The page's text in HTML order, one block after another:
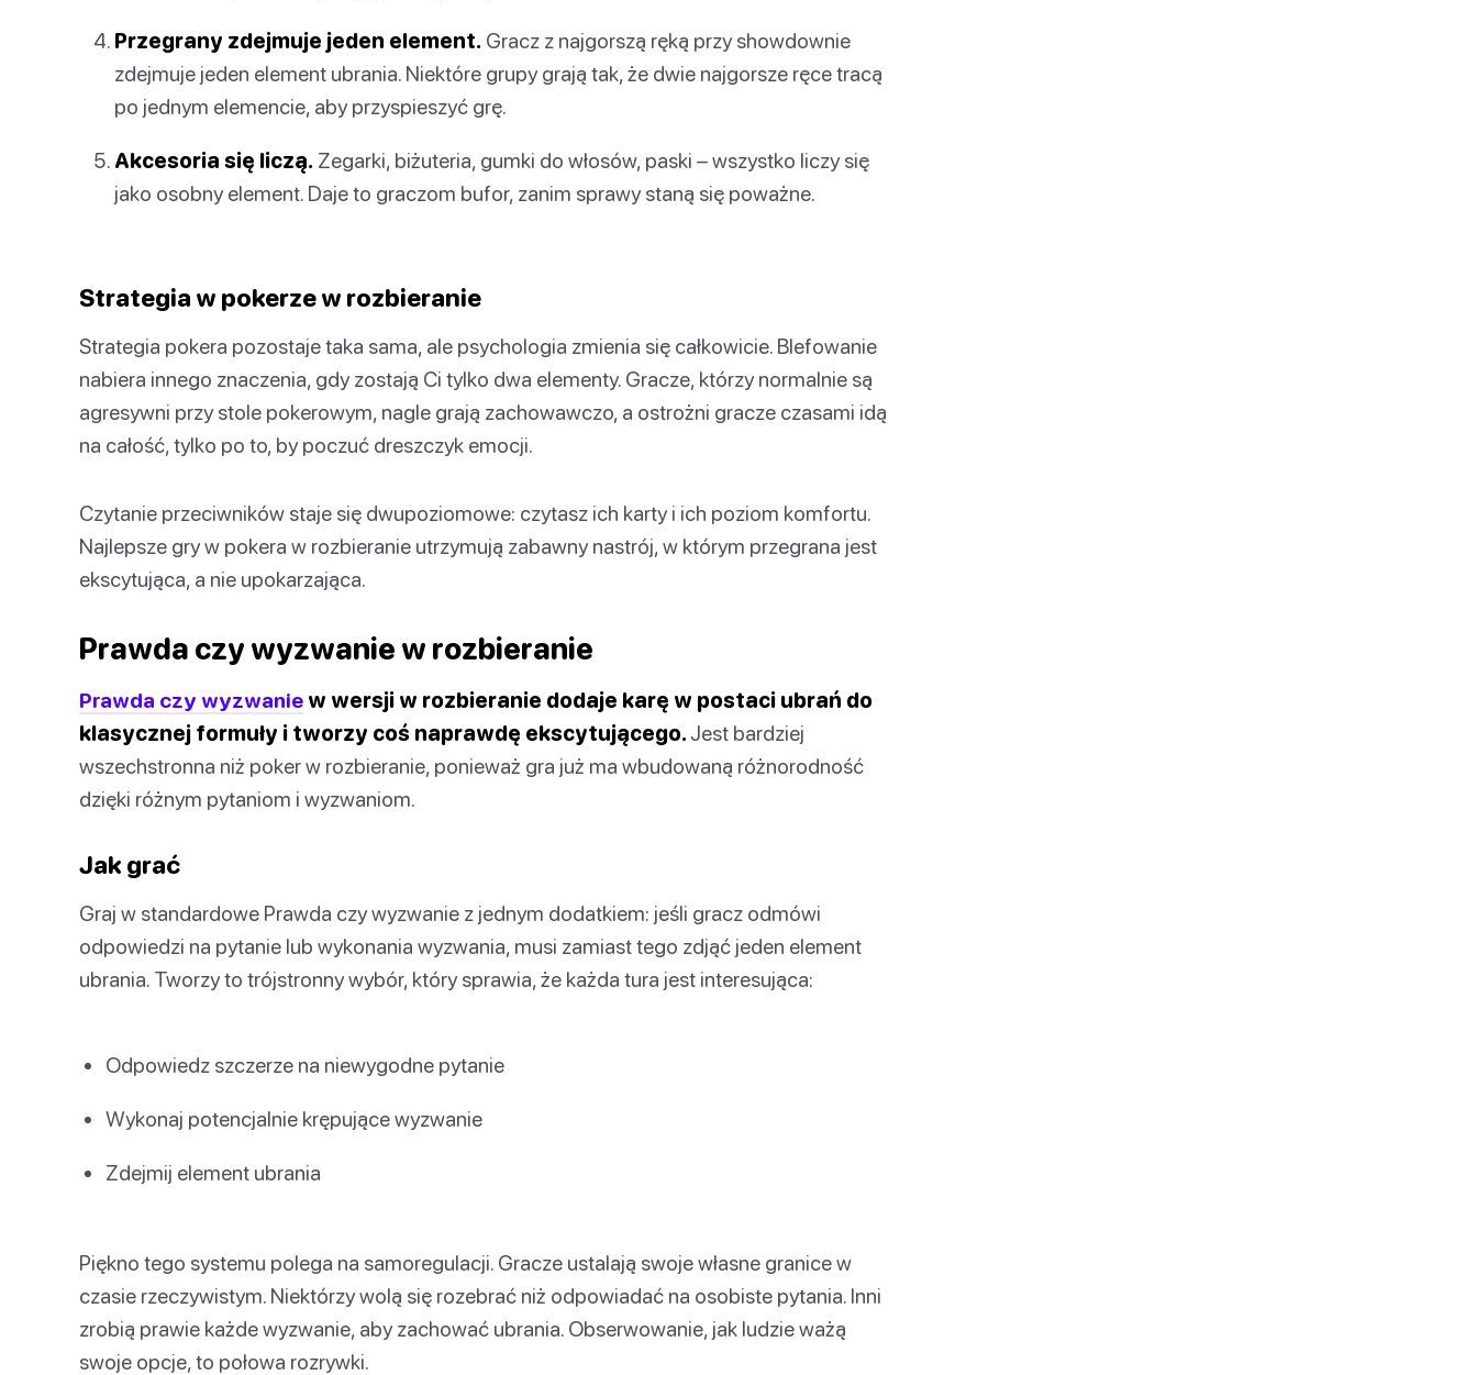
Przegrany zdejmuje jeden element. Gracz z najgorszą ręką przy showdownie
zdejmuje jeden element ubrania. Niektóre grupy grają tak, że dwie najgorsze ręce tracą
po jednym elemencie, aby przyspieszyć grę.
Akcesoria się liczą. Zegarki, biżuteria, gumki do włosów, paski – wszystko liczy się
jako osobny element. Daje to graczom bufor, zanim sprawy staną się poważne.
Strategia w pokerze w rozbieranie
Strategia pokera pozostaje taka sama, ale psychologia zmienia się całkowicie. Blefowanie
nabiera innego znaczenia, gdy zostają Ci tylko dwa elementy. Gracze, którzy normalnie są
agresywni przy stole pokerowym, nagle grają zachowawczo, a ostrożni gracze czasami idą
na całość, tylko po to, by poczuć dreszczyk emocji.
Czytanie przeciwników staje się dwupoziomowe: czytasz ich karty i ich poziom komfortu.
Najlepsze gry w pokera w rozbieranie utrzymują zabawny nastrój, w którym przegrana jest
ekscytująca, a nie upokarzająca.
Prawda czy wyzwanie w rozbieranie
Prawda czy wyzwanie w wersji w rozbieranie dodaje karę w postaci ubrań do
klasycznej formuły i tworzy coś naprawdę ekscytującego. Jest bardziej
wszechstronna niż poker w rozbieranie, ponieważ gra już ma wbudowaną różnorodność
dzięki różnym pytaniom i wyzwaniom.
Jak grać
Graj w standardowe Prawda czy wyzwanie z jednym dodatkiem: jeśli gracz odmówi
odpowiedzi na pytanie lub wykonania wyzwania, musi zamiast tego zdjąć jeden element
ubrania. Tworzy to trójstronny wybór, który sprawia, że każda tura jest interesująca:
Odpowiedz szczerze na niewygodne pytanie
Wykonaj potencjalnie krępujące wyzwanie
Zdejmij element ubrania
Piękno tego systemu polega na samoregulacji. Gracze ustalają swoje własne granice w
czasie rzeczywistym. Niektórzy wolą się rozebrać niż odpowiadać na osobiste pytania. Inni
zrobią prawie każde wyzwanie, aby zachować ubrania. Obserwowanie, jak ludzie ważą
swoje opcje, to połowa rozrywki.